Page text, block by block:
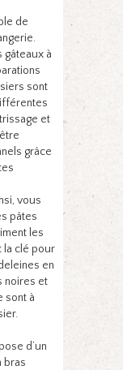
de
gâteaux à
sont
et
grâce
vous
pâtes
les
la clé pour
en
noires et
sont à
d’un
bras